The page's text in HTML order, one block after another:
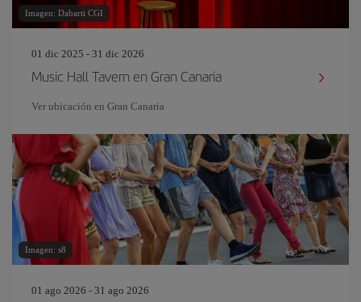
Imagen: Dabarti CGI
01 dic 2025 - 31 dic 2026
Music Hall Tavern en Gran Canaria
Ver ubicación en Gran Canaria
Imagen: s8
01 ago 2026 - 31 ago 2026